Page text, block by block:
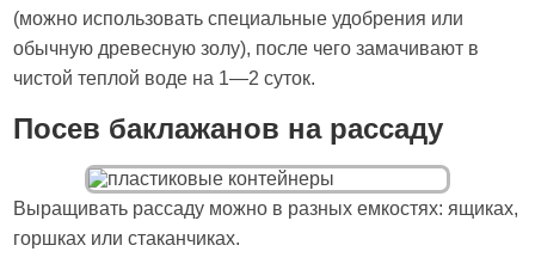
(можно использовать специальные удобрения или
обычную древесную золу), после чего замачивают в
чистой теплой воде на 1—2 суток.
Посев баклажанов на рассаду
Выращивать рассаду можно в разных емкостях: ящиках,
горшках или стаканчиках.